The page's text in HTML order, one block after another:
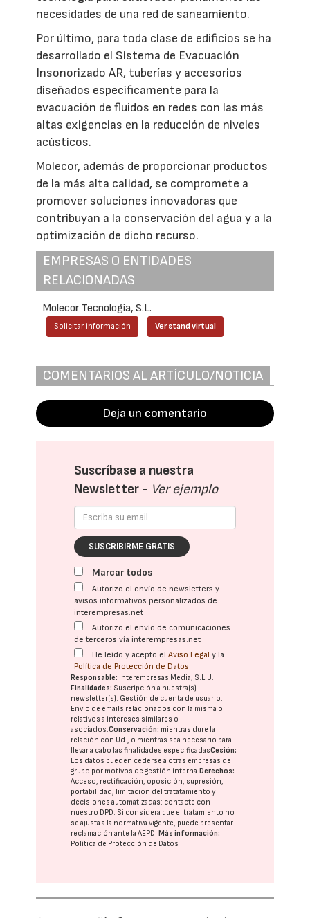
necesidades de una red de saneamiento.
Por último, para toda clase de edificios se ha
desarrollado el Sistema de Evacuación
Insonorizado AR, tuberías y accesorios
diseñados específicamente para la
evacuación de fluidos en redes con las más
altas exigencias en la reducción de niveles
acústicos.
Molecor, además de proporcionar productos
de la más alta calidad, se compromete a
promover soluciones innovadoras que
contribuyan a la conservación del agua y a la
optimización de dicho recurso.
EMPRESAS O ENTIDADES
RELACIONADAS
Molecor Tecnología, S.L.
Solicitar información Ver stand virtual
COMENTARIOS AL ARTÍCULO/NOTICIA
Deja un comentario
Suscríbase a nuestra
Newsletter - Ver ejemplo
SUSCRIBIRME GRATIS
Marcar todos
Autorizo el envío de newsletters y
avisos informativos personalizados de
interempresas.net
Autorizo el envío de comunicaciones
de terceros vía interempresas.net
He leído y acepto elAviso Legal y la
Política de Protección de Datos
Responsable: Interempresas Media, S.L.U.
Finalidades: Suscripción a nuestra(s)
newsletter(s). Gestión de cuenta de usuario.
Envío de emails relacionados con la misma o
relativos a intereses similares o
asociados.Conservación: mientras dure la
relación con Ud., o mientras sea necesario para
llevar a cabo las finalidades especificadasCesión:
Los datos pueden cederse a otras empresas del
grupo por motivos de gestión interna.Derechos:
Acceso, rectificación, oposición, supresión,
portabilidad, limitación del tratatamiento y
decisiones automatizadas: contacte con
nuestro DPD. Si considera que el tratamiento no
se ajusta a la normativa vigente, puede presentar
reclamación ante laAEPD.Más información:
Política de Protección de Datos